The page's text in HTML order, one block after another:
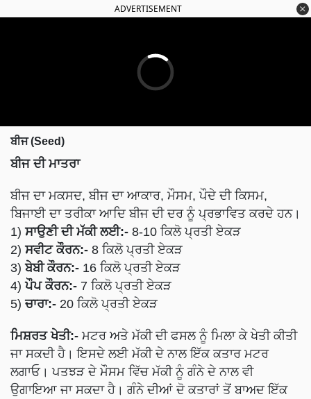
ADVERTISEMENT
ਬੀਜ (Seed)
ਬੀਜ ਦੀ ਮਾਤਰਾ
ਬੀਜ ਦਾ ਮਕਸਦ, ਬੀਜ ਦਾ ਆਕਾਰ, ਮੌਸਮ, ਪੌਦੇ ਦੀ ਕਿਸਮ,
ਬਿਜਾਈ ਦਾ ਤਰੀਕਾ ਆਦਿ ਬੀਜ ਦੀ ਦਰ ਨੂੰ ਪ੍ਰਭਾਵਿਤ ਕਰਦੇ ਹਨ।
1)ਸਾਉਣੀ ਦੀ ਮੱਕੀ ਲਈ:- 8-10 ਕਿਲੋ ਪ੍ਰਤੀ ਏਕੜ
2)ਸਵੀਟ ਕੌਰਨ:- 8 ਕਿਲੋ ਪ੍ਰਤੀ ਏਕੜ
3)ਬੇਬੀ ਕੌਰਨ:- 16 ਕਿਲੋ ਪ੍ਰਤੀ ਏਕੜ
4)ਪੌਪ ਕੌਰਨ:- 7 ਕਿਲੋ ਪ੍ਰਤੀ ਏਕੜ
5)ਚਾਰਾ:- 20 ਕਿਲੋ ਪ੍ਰਤੀ ਏਕੜ
ਮਿਸ਼ਰਤ ਖੇਤੀ:- ਮਟਰ ਅਤੇ ਮੱਕੀ ਦੀ ਫਸਲ ਨੂੰ ਮਿਲਾ ਕੇ ਖੇਤੀ ਕੀਤੀ
ਜਾ ਸਕਦੀ ਹੈ। ਇਸਦੇ ਲਈ ਮੱਕੀ ਦੇ ਨਾਲ ਇੱਕ ਕਤਾਰ ਮਟਰ
ਲਗਾਓ। ਪਤਝੜ ਦੇ ਮੌਸਮ ਵਿੱਚ ਮੱਕੀ ਨੂੰ ਗੰਨੇ ਦੇ ਨਾਲ ਵੀ
ਉਗਾਇਆ ਜਾ ਸਕਦਾ ਹੈ। ਗੰਨੇ ਦੀਆਂ ਦੋ ਕਤਾਰਾਂ ਤੋਂ ਬਾਅਦ ਇੱਕ